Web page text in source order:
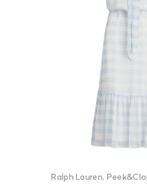
Ralph Lauren,